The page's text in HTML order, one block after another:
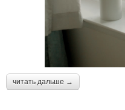
читать дальше →